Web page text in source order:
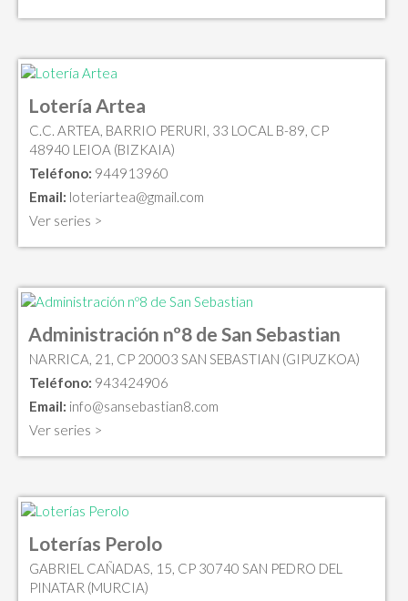
Lotería Artea
C.C. ARTEA, BARRIO PERURI, 33 LOCAL B-89, CP
48940 LEIOA (BIZKAIA)
Teléfono: 944913960
Email: loteriartea@gmail.com
Ver series >
Administración nº8 de San Sebastian
NARRICA, 21, CP 20003 SAN SEBASTIAN (GIPUZKOA)
Teléfono: 943424906
Email: info@sansebastian8.com
Ver series >
Loterías Perolo
GABRIEL CAÑADAS, 15, CP 30740 SAN PEDRO DEL
PINATAR (MURCIA)